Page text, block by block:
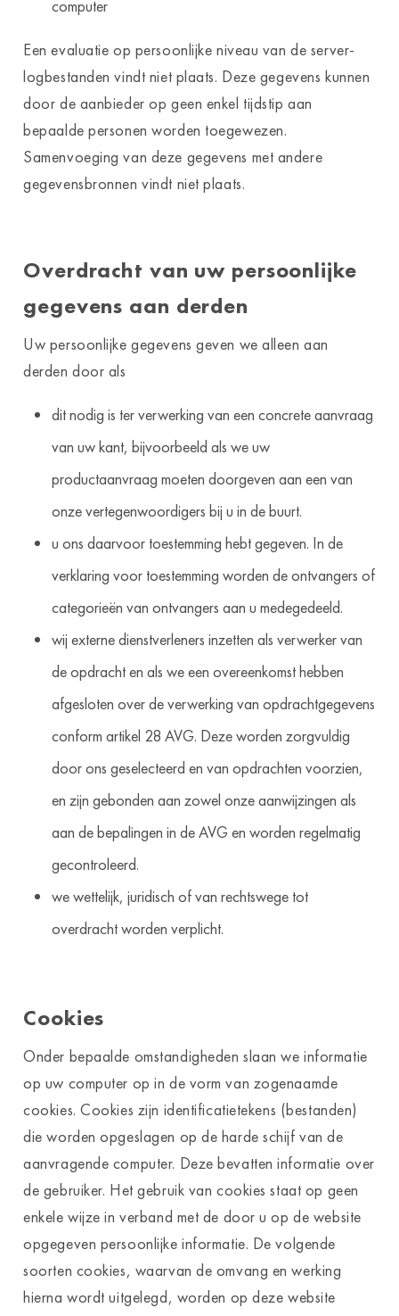
computer
Een evaluatie op persoonlijke niveau van de server-
logbestanden vindt niet plaats. Deze gegevens kunnen
door de aanbieder op geen enkel tijdstip aan
bepaalde personen worden toegewezen.
Samenvoeging van deze gegevens met andere
gegevensbronnen vindt niet plaats.
Overdracht van uw persoonlijke
gegevens aan derden
Uw persoonlijke gegevens geven we alleen aan
derden door als
dit nodig is ter verwerking van een concrete aanvraag
van uw kant, bijvoorbeeld als we uw
productaanvraag moeten doorgeven aan een van
onze vertegenwoordigers bij u in de buurt.
u ons daarvoor toestemming hebt gegeven. In de
verklaring voor toestemming worden de ontvangers of
categorieën van ontvangers aan u medegedeeld.
wij externe dienstverleners inzetten als verwerker van
de opdracht en als we een overeenkomst hebben
afgesloten over de verwerking van opdrachtgegevens
conform artikel 28 AVG. Deze worden zorgvuldig
door ons geselecteerd en van opdrachten voorzien,
en zijn gebonden aan zowel onze aanwijzingen als
aan de bepalingen in de AVG en worden regelmatig
gecontroleerd.
we wettelijk, juridisch of van rechtswege tot
overdracht worden verplicht.
Cookies
Onder bepaalde omstandigheden slaan we informatie
op uw computer op in de vorm van zogenaamde
cookies. Cookies zijn identificatietekens (bestanden)
die worden opgeslagen op de harde schijf van de
aanvragende computer. Deze bevatten informatie over
de gebruiker. Het gebruik van cookies staat op geen
enkele wijze in verband met de door u op de website
opgegeven persoonlijke informatie. De volgende
soorten cookies, waarvan de omvang en werking
hierna wordt uitgelegd, worden op deze website